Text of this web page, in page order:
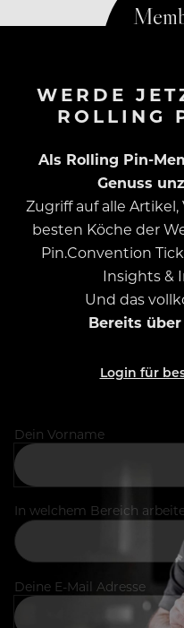
WERDE
ROLLING
Als Rolling Pin-
Genuss
Zugriff auf alle Artikel,
besten Köche der
Pin.Convention
Insights &
Und das
Bereits über
Login für
Dein Vorname
In welchem Bereich
Deine E-Mail Adresse